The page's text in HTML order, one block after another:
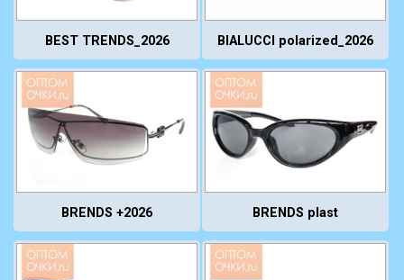
BEST TRENDS_2026 BIALUCCI polarized_2026
BRENDS +2026 BRENDS plast